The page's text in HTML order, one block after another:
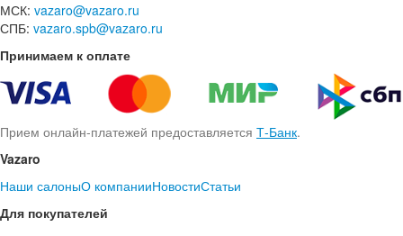
МСК: vazaro@vazaro.ru
СПБ: vazaro.spb@vazaro.ru
Принимаем к оплате
Прием онлайн-платежей предоставляется Т-Банк.
Vazaro
Наши салоныО компанииНовостиСтатьи
Для покупателей